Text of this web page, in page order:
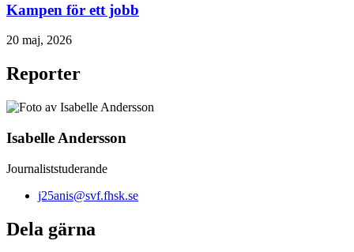
Kampen för ett jobb
20 maj, 2026
Reporter
Isabelle Andersson
Journaliststuderande
j25anis@svf.fhsk.se
Dela gärna